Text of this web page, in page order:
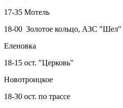
17-35 Мотель
18-00 Золотое кольцо, АЗС "Шел"
Еленовка
18-15 ост. "Церковь"
Новотроицкое
18-30 ост. по трассе